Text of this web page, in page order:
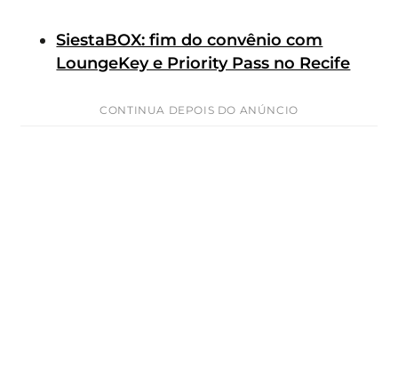
SiestaBOX: fim do convênio com
LoungeKey e Priority Pass no Recife
CONTINUA DEPOIS DO ANÚNCIO